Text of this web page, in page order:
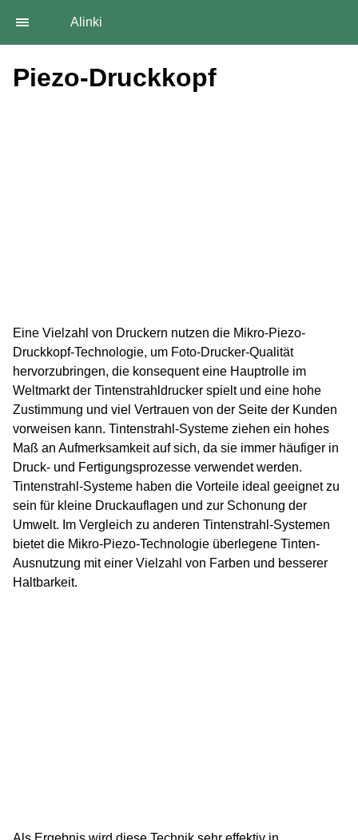
Alinki
Piezo-Druckkopf
Eine Vielzahl von Druckern nutzen die Mikro-Piezo-
Druckkopf-Technologie, um Foto-Drucker-Qualität
hervorzubringen, die konsequent eine Hauptrolle im
Weltmarkt der Tintenstrahldrucker spielt und eine hohe
Zustimmung und viel Vertrauen von der Seite der Kunden
vorweisen kann. Tintenstrahl-Systeme ziehen ein hohes
Maß an Aufmerksamkeit auf sich, da sie immer häufiger in
Druck- und Fertigungsprozesse verwendet werden.
Tintenstrahl-Systeme haben die Vorteile ideal geeignet zu
sein für kleine Druckauflagen und zur Schonung der
Umwelt. Im Vergleich zu anderen Tintenstrahl-Systemen
bietet die Mikro-Piezo-Technologie überlegene Tinten-
Ausnutzung mit einer Vielzahl von Farben und besserer
Haltbarkeit.